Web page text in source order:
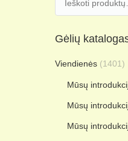
Gėlių
Viendienės (1401)
Mūsų
Mūsų
Mūsų